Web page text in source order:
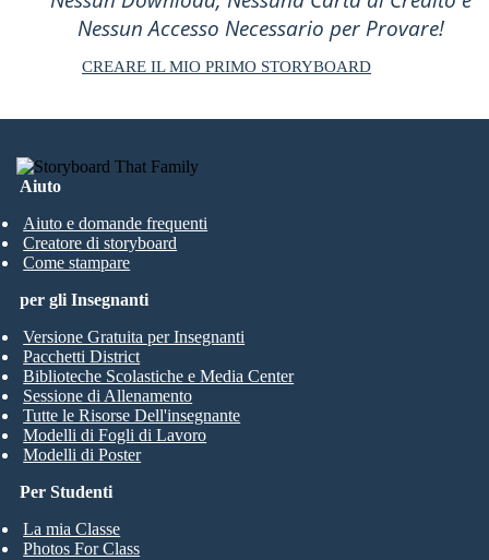
Nessun Accesso Necessario per Provare!
CREARE IL MIO PRIMO STORYBOARD
Aiuto
Aiuto e domande frequenti
Creatore di storyboard
Come stampare
Per Studenti
La mia Classe
Photos For Class
per gli Insegnanti
Versione Gratuita per Insegnanti
Pacchetti District
Biblioteche Scolastiche e Media Center
Sessione di Allenamento
Tutte le Risorse Dell'insegnante
Modelli di Fogli di Lavoro
Modelli di Poster